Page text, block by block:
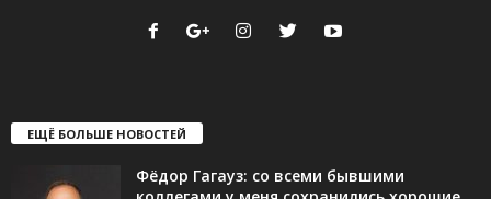
ЕЩЁ БОЛЬШЕ НОВОСТЕЙ
Фёдор Гагауз: со всеми бывшими